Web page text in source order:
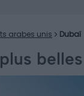
arabes unis Dubaï